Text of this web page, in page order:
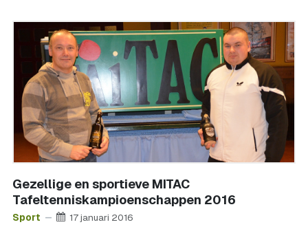
Gezellige en sportieve MITAC
Tafeltenniskampioenschappen 2016
Sport 17 januari 2016